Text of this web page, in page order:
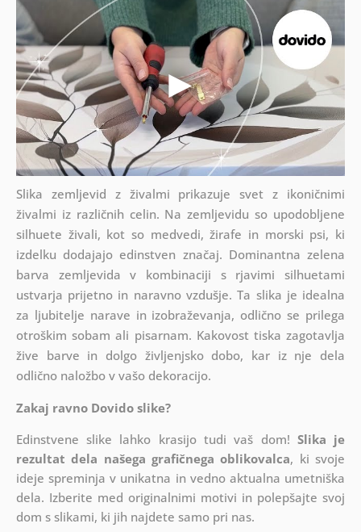
Slika zemljevid z živalmi prikazuje svet z ikoničnimi
živalmi iz različnih celin. Na zemljevidu so upodobljene
silhuete živali, kot so medvedi, žirafe in morski psi, ki
izdelku dodajajo edinstven značaj. Dominantna zelena
barva zemljevida v kombinaciji s rjavimi silhuetami
ustvarja prijetno in naravno vzdušje. Ta slika je idealna
za ljubitelje narave in izobraževanja, odlično se prilega
otroškim sobam ali pisarnam. Kakovost tiska zagotavlja
žive barve in dolgo življenjsko dobo, kar iz nje dela
odlično naložbo v vašo dekoracijo.
Zakaj ravno Dovido slike?
Edinstvene slike lahko krasijo tudi vaš dom! Slika je
rezultat dela našega grafičnega oblikovalca, ki svoje
ideje spreminja v unikatna in vedno aktualna umetniška
dela. Izberite med originalnimi motivi in polepšajte svoj
dom s slikami, ki jih najdete samo pri nas.